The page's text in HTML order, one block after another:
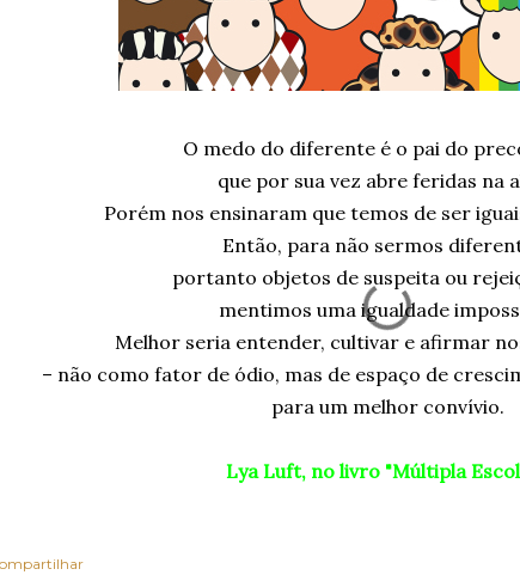
O medo do diferente é o pai do
que por sua vez abre feridas na
Porém nos ensinaram que temos de ser
Então, para não sermos
portanto objetos de suspeita ou
mentimos uma igualdade
Melhor seria entender, cultivar e afirmar
– não como fator de ódio, mas de espaço de
para um melhor convívio.
Lya Luft, no livro "Múltipla